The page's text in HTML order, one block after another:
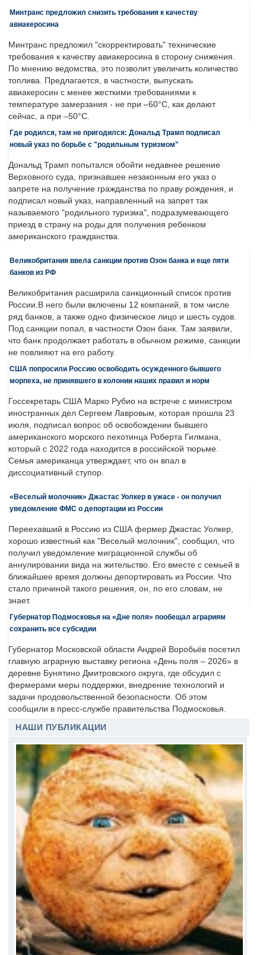
Минтранс предложил снизить требования к качеству
авиакеросина
Минтранс предложил "скорректировать" технические
требования к качеству авиакеросина в сторону снижения.
По мнению ведомства, это позволит увеличить количество
топлива. Предлагается, в частности, выпускать
авиакеросин с менее жесткими требованиями к
температуре замерзания - не при –60°C, как делают
сейчас, а при –50°C.
Где родился, там не пригодился: Дональд Трамп подписал
новый указ по борьбе с "родильным туризмом"
Дональд Трамп попытался обойти недавнее решение
Верховного суда, признавшее незаконным его указ о
запрете на получение гражданства по праву рождения, и
подписал новый указ, направленный на запрет так
называемого "родильного туризма", подразумевающего
приезд в страну на роды для получения ребенком
американского гражданства.
Великобритания ввела санкции против Озон банка и еще пяти
банков из РФ
Великобритания расширила санкционный список против
России.В него были включены 12 компаний, в том числе
ряд банков, а также одно физическое лицо и шесть судов.
Под санкции попал, в частности Озон банк. Там заявили,
что банк продолжает работать в обычном режиме, санкции
не повлияют на его работу.
США попросили Россию освободить осужденного бывшего
морпеха, не принявшего в колонии наших правил и норм
Госсекретарь США Марко Рубио на встрече с министром
иностранных дел Сергеем Лавровым, которая прошла 23
июля, подписал вопрос об освобождении бывшего
американского морского пехотинца Роберта Гилмана,
который с 2022 года находится в российской тюрьме.
Семья американца утверждает, что он впал в
диссоциативный ступор.
«Веселый молочник» Джастас Уолкер в ужасе - он получил
уведомление ФМС о депортации из России
Переехавший в Россию из США фермер Джастас Уолкер,
хорошо известный как "Веселый молочник", сообщил, что
получил уведомление миграционной службы об
аннулировании вида на жительство. Его вместе с семьей в
ближайшее время должны депортировать из России. Что
стало причиной такого решения, он, по его словам, не
знает.
Губернатор Подмосковья на «Дне поля» пообещал аграриям
сохранить все субсидии
Губернатор Московской области Андрей Воробьёв посетил
главную аграрную выставку региона «День поля – 2026» в
деревне Бунятино Дмитровского округа, где обсудил с
фермерами меры поддержки, внедрение технологий и
задачи продовольственной безопасности. Об этом
сообщили в пресс-службе правительства Подмосковья.
НАШИ ПУБЛИКАЦИИ